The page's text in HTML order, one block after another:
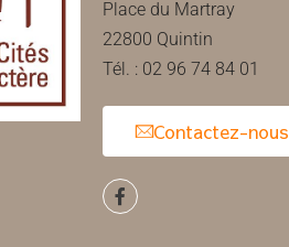
Place du Martray
22800 Quintin
Tél. : 02 96 74 84 01
Contactez-nous